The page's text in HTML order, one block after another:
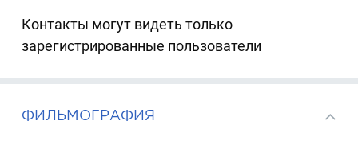
Контакты могут видеть только
зарегистрированные пользователи
ФИЛЬМОГРАФИЯ